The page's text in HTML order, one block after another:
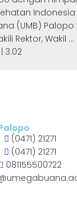
Indonesia
(UMB) Palopo
Rektor, Wakil ...
3:02
(0471) 21271
(0471) 21271
081155500722